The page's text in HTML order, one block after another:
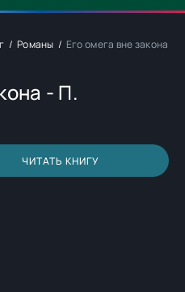
Романы Его омега вне закона -
- П.
ЧИТАТЬ КНИГУ